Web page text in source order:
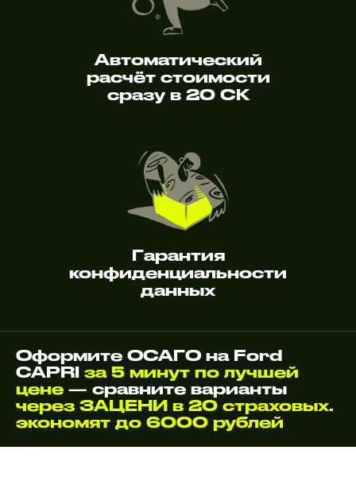
Автоматический
расчёт стоимости
сразу в 20 СК
Гарантия
конфиденциальности
данных
Оформите ОСАГО на Ford
CAPRI за 5 минут по лучшей
цене — сравните варианты
через ЗАЦЕНИ в 20 страховых.
экономят до 6000 рублей